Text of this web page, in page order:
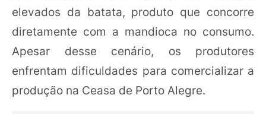
elevados da batata, produto que concorre
diretamente com a mandioca no consumo.
Apesar desse cenário, os produtores
enfrentam dificuldades para comercializar a
produção na Ceasa de Porto Alegre.